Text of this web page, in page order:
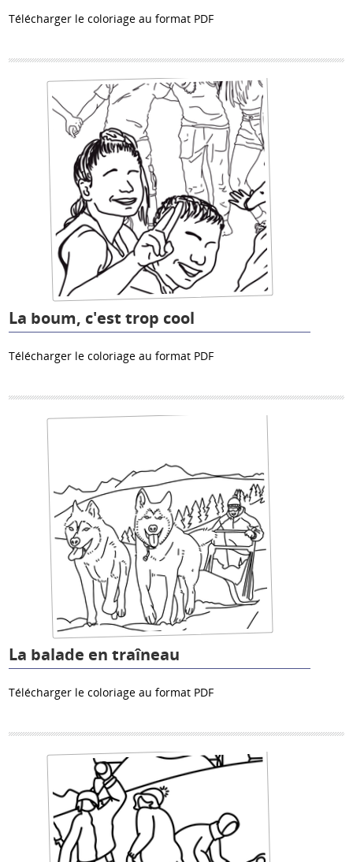
Télécharger le coloriage au format PDF
La boum, c'est trop cool
Télécharger le coloriage au format PDF
La balade en traîneau
Télécharger le coloriage au format PDF